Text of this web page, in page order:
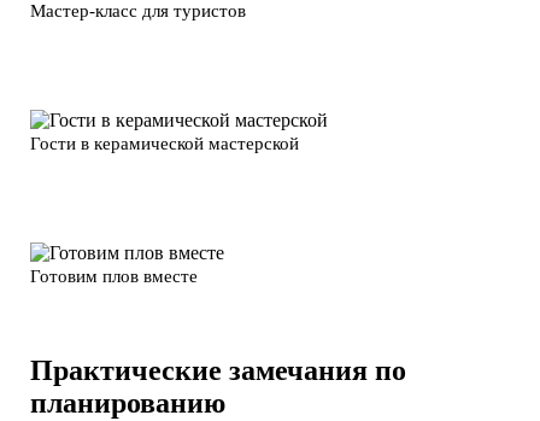
Мастер-класс для туристов
Гости в керамической мастерской
Готовим плов вместе
Практические замечания по
планированию